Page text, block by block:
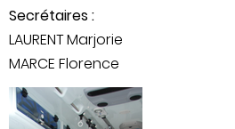
Secrétaires :
LAURENT Marjorie
MARCE Florence